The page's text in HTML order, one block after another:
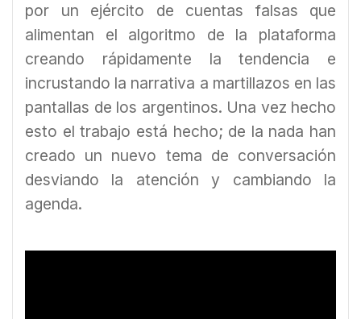
por un ejército de cuentas falsas que
alimentan el algoritmo de la plataforma
creando rápidamente la tendencia e
incrustando la narrativa a martillazos en las
pantallas de los argentinos. Una vez hecho
esto el trabajo está hecho; de la nada han
creado un nuevo tema de conversación
desviando la atención y cambiando la
agenda.